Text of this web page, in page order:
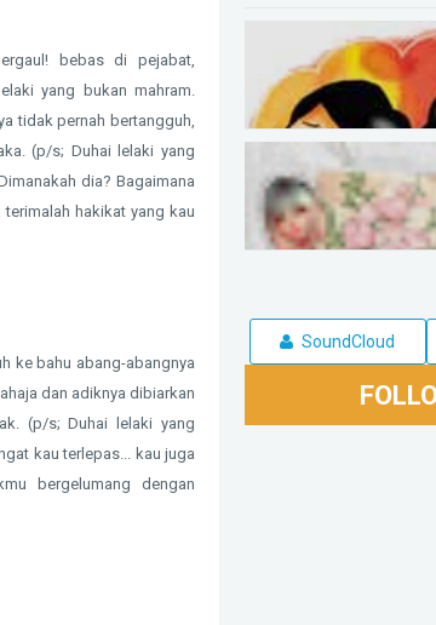
bebas di pejabat,
yang bukan mahram.
tidak pernah bertangguh,
(p/s; Duhai lelaki yang
dia? Bagaimana
hakikat yang kau
ke bahu abang-abangnya
dan adiknya dibiarkan
(p/s; Duhai lelaki yang
kau terlepas... kau juga
bergelumang dengan
Aku Dan Kamu
Berubah Menjadi
I Believe In Me
SoundCloud